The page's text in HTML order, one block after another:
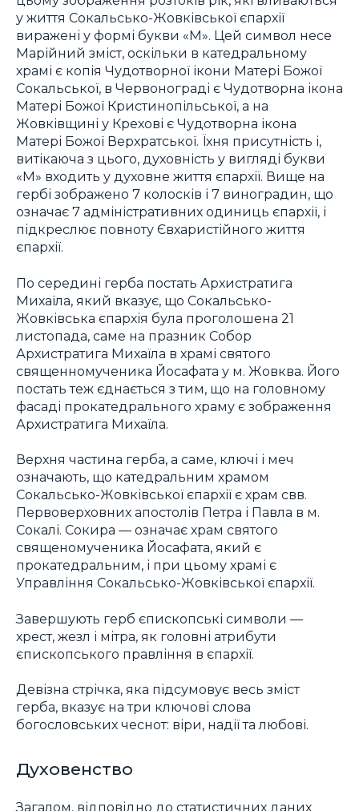
у життя Сокальсько-Жовківської єпархії
виражені у формі букви «М». Цей символ несе
Марійний зміст, оскільки в катедральному
храмі є копія Чудотворної ікони Матері Божої
Сокальської, в Червонограді є Чудотворна ікона
Матері Божої Кристинопільської, а на
Жовківщині у Крехові є Чудотворна ікона
Матері Божої Верхратської. Їхня присутність і,
витікаюча з цього, духовність у вигляді букви
«М» входить у духовне життя єпархії. Вище на
гербі зображено 7 колосків і 7 виноградин, що
означає 7 адміністративних одиниць єпархії, і
підкреслює повноту Євхаристійного життя
єпархії.
По середині герба постать Архистратига
Михаїла, який вказує, що Сокальсько-
Жовківська єпархія була проголошена 21
листопада, саме на празник Собор
Архистратига Михаїла в храмі святого
священномученика Йосафата у м. Жовква. Його
постать теж єднається з тим, що на головному
фасаді прокатедрального храму є зображення
Архистратига Михаїла.
Верхня частина герба, а саме, ключі і меч
означають, що катедральним храмом
Сокальсько-Жовківської єпархії є храм свв.
Первоверховних апостолів Петра і Павла в м.
Сокалі. Сокира — означає храм святого
священомученика Йосафата, який є
прокатедральним, і при цьому храмі є
Управління Сокальсько-Жовківської єпархії.
Завершують герб єпископські символи —
хрест, жезл і мітра, як головні атрибути
єпископського правління в єпархії.
Девізна стрічка, яка підсумовує весь зміст
герба, вказує на три ключові слова
богословських чеснот: віри, надії та любові.
Духовенство
Загалом, відповідно до статистичних даних